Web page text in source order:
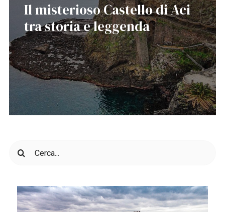
Il misterioso Castello di Aci
tra storia e leggenda
per: